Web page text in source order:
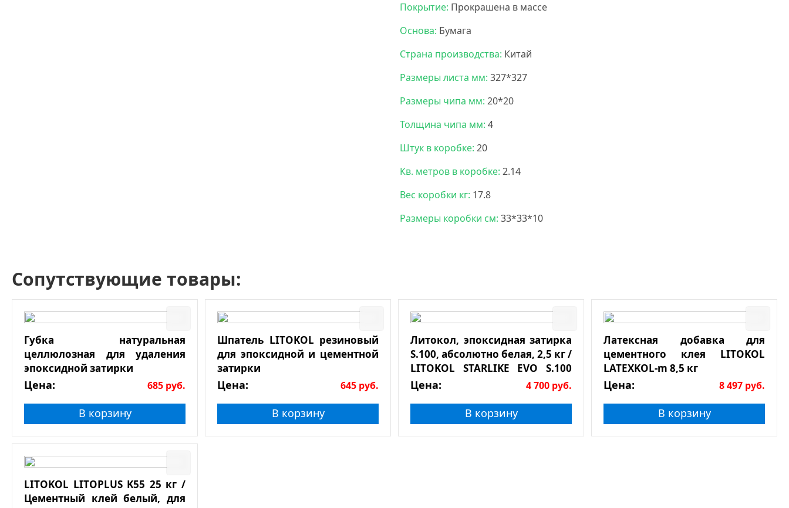
Покрытие: Прокрашена в массе
Основа: Бумага
Страна производства: Китай
Размеры листа мм: 327*327
Размеры чипа мм: 20*20
Толщина чипа мм: 4
Штук в коробке: 20
Кв. метров в коробке: 2.14
Вес коробки кг: 17.8
Размеры коробки см: 33*33*10
Сопутствующие товары:
Губка натуральная
целлюлозная для удаления
эпоксидной затирки
Цена: 685 руб.
В корзину
Шпатель LITOKOL резиновый
для эпоксидной и цементной
затирки
Цена: 645 руб.
В корзину
Литокол, эпоксидная затирка
S.100, абсолютно белая, 2,5 кг /
LITOKOL STARLIKE EVO S.100
BIANCO ASSOLUTO 2,5кг
Цена: 4 700 руб.
В корзину
Латексная добавка для
цементного клея LITOKOL
LATEXKOL-m 8,5 кг
Цена: 8 497 руб.
В корзину
LITOKOL LITOPLUS K55 25 кг /
Цементный клей белый, для